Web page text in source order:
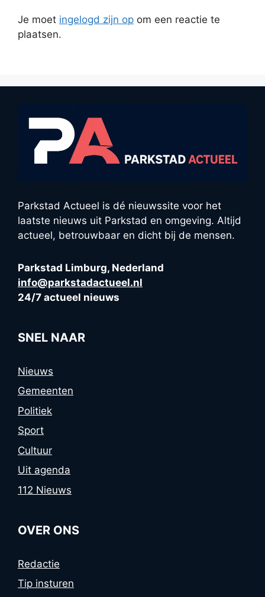
Je moet ingelogd zijn op om een reactie te
plaatsen.
Parkstad Actueel is dé nieuwssite voor het
laatste nieuws uit Parkstad en omgeving. Altijd
actueel, betrouwbaar en dicht bij de mensen.
Parkstad Limburg, Nederland
info@parkstadactueel.nl
24/7 actueel nieuws
SNEL NAAR
Nieuws
Gemeenten
Politiek
Sport
Cultuur
Uit agenda
112 Nieuws
OVER ONS
Redactie
Tip insturen